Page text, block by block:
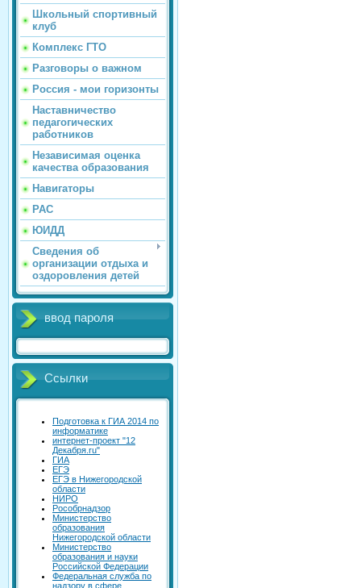
Школьный спортивный
клуб
Комплекс ГТО
Разговоры о важном
Россия - мои горизонты
Наставничество
педагогических
работников
Независимая оценка
качества образования
Навигаторы
РАС
ЮИДД
Сведения об
организации отдыха и
оздоровления детей
ввод пароля
Ссылки
Подготовка к ГИА 2014 по
информатике
интернет-проект "12
Декабря.ru"
ГИА
ЕГЭ
ЕГЭ в Нижегородской
области
НИРО
Рособрнадзор
Министерство
образования
Нижегородской области
Министерство
образования и науки
Российской Федерации
Федеральная служба по
надзору в сфере